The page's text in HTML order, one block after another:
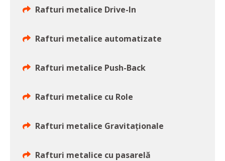
Rafturi metalice Drive-In
Rafturi metalice automatizate
Rafturi metalice Push-Back
Rafturi metalice cu Role
Rafturi metalice Gravitaționale
Rafturi metalice cu pasarelă